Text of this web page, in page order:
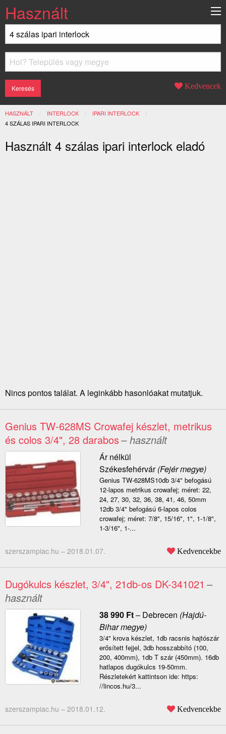
Használt
Kedvencek
HASZNÁLT INTERLOCK
IPARI INTERLOCK
JELENLEGI:
4 SZÁLAS IPARI INTERLOCK
Használt 4 szálas ipari interlock eladó
Nincs pontos találat. A leginkább hasonlóakat mutatjuk.
Genius TW-628MS Crowafej készlet, metrikus
és colos 3/4", 28 darabos– használt
Ár nélkül
Székesfehérvár(Fejér megye)
Genius TW-628MS10db 3/4" befogású
12-lapos metrikus crowafej; méret: 22,
24, 27, 30, 32, 36, 38, 41, 46, 50mm
12db 3/4" befogású 6-lapos colos
crowafej; méret: 7/8", 15/16", 1", 1-1/8",
1-3/16", 1-...
szerszampiac.hu – 2018.01.07. Kedvencekbe
Dugókulcs készlet, 3/4", 21db-os DK-341021 –
használt
38 990 Ft– Debrecen (Hajdú-
Bihar megye)
3/4" krova készlet, 1db racsnis hajtószár
erősített fejjel, 3db hosszabbító (100,
200, 400mm), 1db T szár (450mm). 16db
hatlapos dugókulcs 19-50mm.
Részletekért kattintson ide: https:
//lincos.hu/3...
szerszampiac.hu – 2018.01.12. Kedvencekbe